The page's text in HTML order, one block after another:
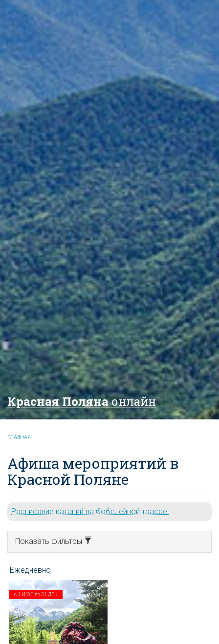
Красная Полянаонлайн
ГЛАВНАЯ
Афиша мероприятий в
Красной Поляне
Расписание катаний на бобслейной трассе.
Показать фильтры
с 1 ИЮЛ по31 ДЕК